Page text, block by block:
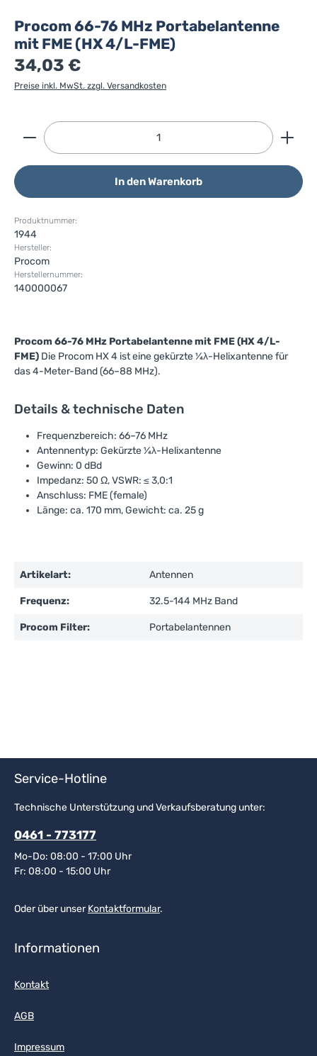
Procom 66-76 MHz Portabelantenne
mit FME (HX 4/L-FME)
34,03 €
Preise inkl. MwSt. zzgl. Versandkosten
Produkt Anzahl: Gib den gewünschten Wert ein
In den Warenkorb
Produktnummer:
1944
Hersteller:
Procom
Herstellernummer:
140000067
Procom 66-76 MHz Portabelantenne mit FME (HX 4/L-
FME) Die Procom HX 4 ist eine gekürzte ¼λ-Helixantenne für
das 4-Meter-Band (66–88 MHz).
Details & technische Daten
Frequenzbereich: 66–76 MHz
Antennentyp: Gekürzte ¼λ-Helixantenne
Gewinn: 0 dBd
Impedanz: 50 Ω, VSWR: ≤ 3,0:1
Anschluss: FME (female)
Länge: ca. 170 mm, Gewicht: ca. 25 g
Artikelart: Antennen
Frequenz: 32.5-144 MHz Band
Procom Filter: Portabelantennen
Service-Hotline
Technische Unterstützung und Verkaufsberatung unter:
0461 - 773177
Mo-Do: 08:00 - 17:00 Uhr
Fr: 08:00 - 15:00 Uhr
Oder über unserKontaktformular.
Informationen
Kontakt
AGB
Impressum